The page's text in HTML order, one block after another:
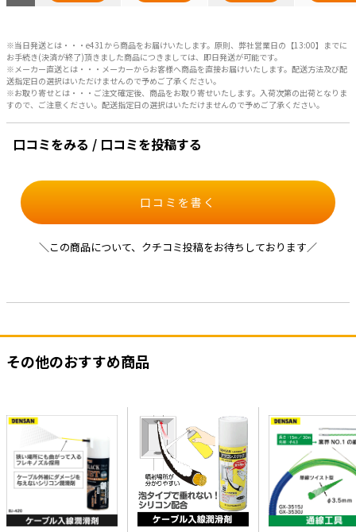
※当日発送とは・・・e431から商品をお届けいたします。原則、弊社営業日の【13:00】までに
お手続き(決済が終了)頂きました商品につきましては、即日発送が可能です。
※メーカー直送とは・・・メーカーからお客様へ商品を直接お届けいたします。配送方法及び配
送指定日の選択はいただけませんので予めご了承ください。
※お取り寄せとは・・・ご注文確定後、商品をお取り寄せいたします。入荷次第の出荷となりま
すので、ご注意ください。配送指定日の選択はいただけませんので予めご了承ください。
口コミをみる / 口コミを投稿する
口コミを書く
＼この商品について、クチコミ投稿をお待ちしております／
その他のおすすめ商品